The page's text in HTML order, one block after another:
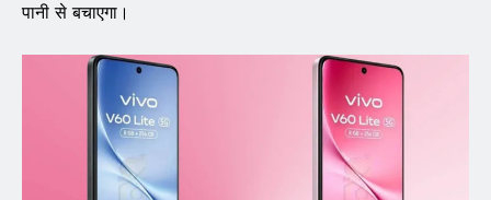
पानी से बचाएगा।